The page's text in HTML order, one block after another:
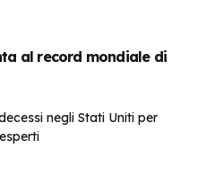
al record mondiale di